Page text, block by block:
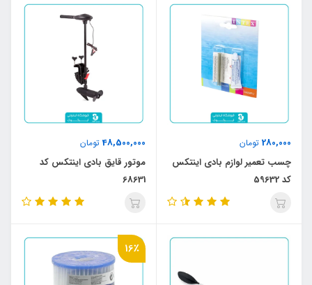
280,000 تومان
چسب تعمیر لوازم بادی اینتکس
کد 59632
48,500,000تومان
موتور قایق بادی اینتکس کد
68631
16٪